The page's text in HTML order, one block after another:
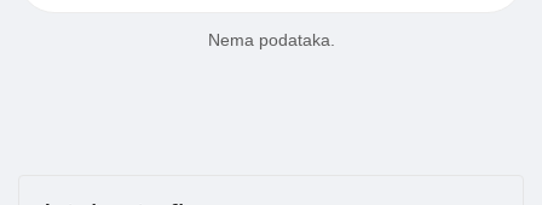
Nema podataka.